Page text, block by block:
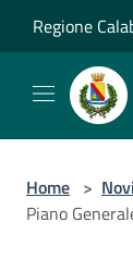
Regione
Home >
Piano